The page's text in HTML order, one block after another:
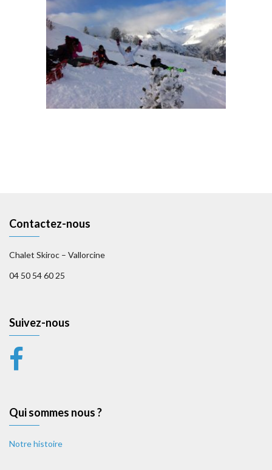
Contactez-nous
Chalet Skiroc – Vallorcine
04 50 54 60 25
Suivez-nous
Qui sommes nous ?
Notre histoire